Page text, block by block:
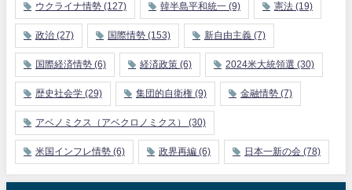
ウクライナ情勢 (127) 韓半島平和統一 (9) 憲法 (19)
政治 (27) 国際情勢 (153) 新自由主義 (7)
国際経済情勢 (6) 経済政策 (6) 2024米大統領選 (30)
歴史社会学 (29) 集団的自衛権 (9) 金融情勢 (7)
アベノミクス（アベクロノミクス） (30)
米国インフレ情勢 (6) 政界再編 (6) 日本一新の会 (78)